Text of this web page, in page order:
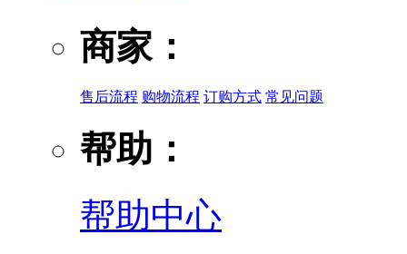
商家：
售后流程 购物流程 订购方式 常见问题
帮助：
帮助中心